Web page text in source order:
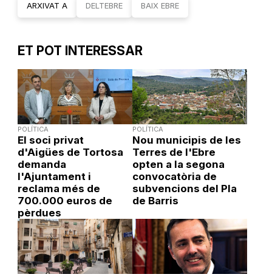
ARXIVAT A DELTEBRE BAIX EBRE
ET POT INTERESSAR
POLÍTICA
El soci privat
d'Aigües de Tortosa
demanda
l'Ajuntament i
reclama més de
700.000 euros de
pèrdues
POLÍTICA
Nou municipis de les
Terres de l'Ebre
opten a la segona
convocatòria de
subvencions del Pla
de Barris